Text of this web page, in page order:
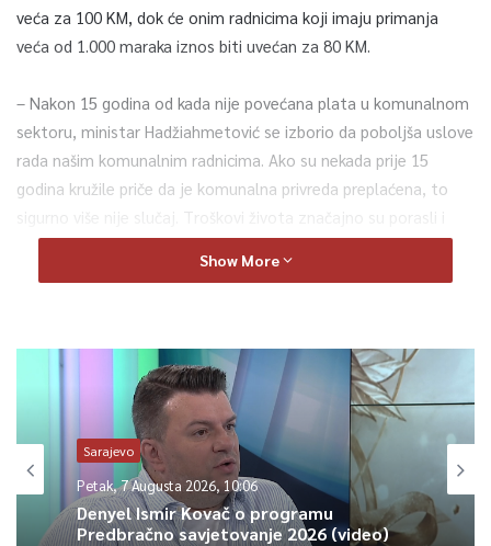
veća za 100 KM, dok će onim radnicima koji imaju primanja
veća od 1.000 maraka iznos biti uvećan za 80 KM.
– Nakon 15 godina od kada nije povećana plata u komunalnom
sektoru, ministar Hadžiahmetović se izborio da poboljša uslove
rada našim komunalnim radnicima. Ako su nekada prije 15
godina kružile priče da je komunalna privreda preplaćena, to
sigurno više nije slučaj. Troškovi života značajno su porasli i
bilo je vrijeme da napravimo korekciju – naveo je premijer
godine, rekao da je komunalna privreda u teškoj situaciji, iako
se radi o žili kucavici Kantona Sarajevo.
– Dobra je stvar što se to prepoznalo na vrijeme, da bi
zaustavili odlazak i iseljavanje naših radnika, jer Kolektivni
ugovor daje garanciju i sigurnost – zaključio je Gušo, saopćeno
je iz Službe za protokol i press KS.
Show More
Sarajevo
Petak, 7 Augusta 2026, 10:06
Denyel Ismir Kovač o programu
Predbračno savjetovanje 2026 (video)